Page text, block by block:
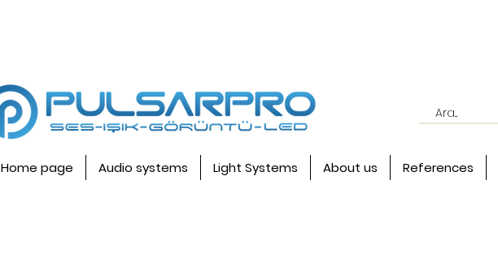
Home page Audio systems Light Systems About us References